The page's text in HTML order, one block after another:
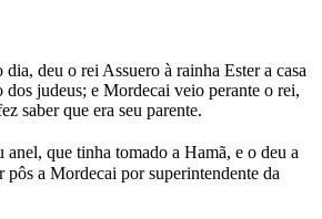
dia, deu o rei Assuero à rainha Ester a casa
judeus; e Mordecai veio perante o rei,
saber que era seu parente.
anel, que tinha tomado a Hamã, e o deu a
pôs a Mordecai por superintendente da